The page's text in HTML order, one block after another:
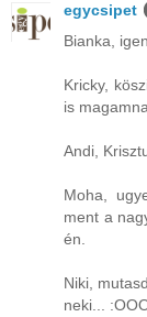
egycsipet
Bianka,
Kricky,
is
Andi,
Moha,
ment a
én.
Niki,
neki...